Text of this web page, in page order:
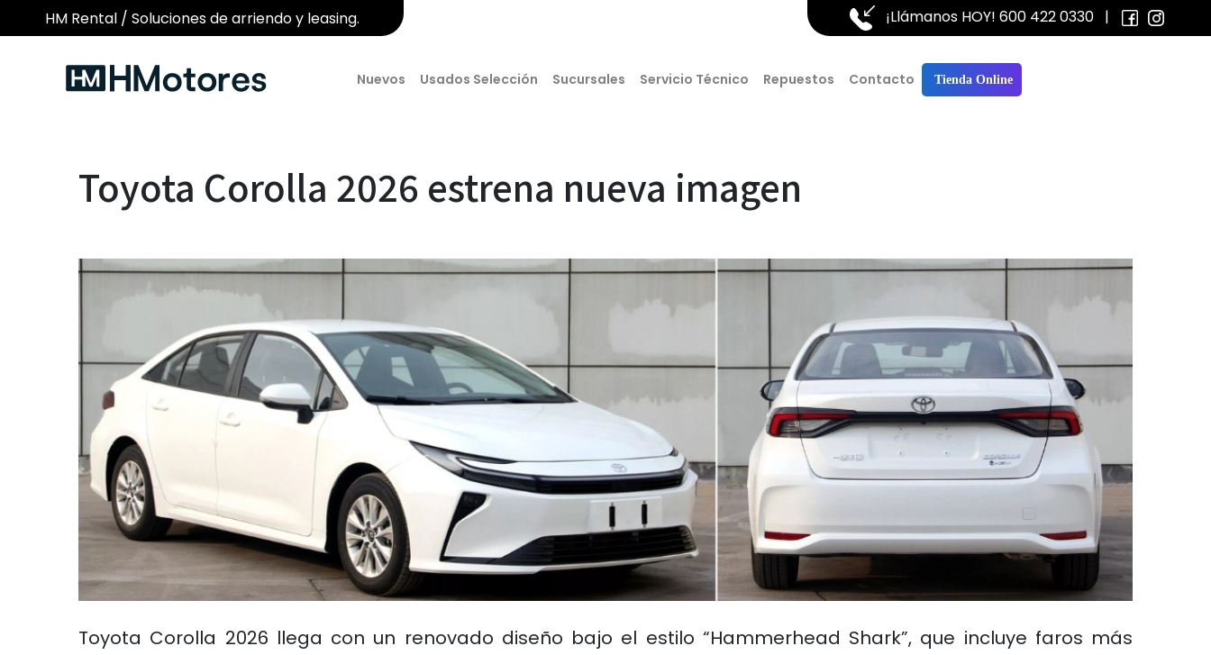
HM Rental / Soluciones de arriendo y leasing. ¡Llámanos HOY! 600 422 0330 |
Nuevos Usados Selección Sucursales Servicio Técnico Repuestos Contacto Tienda Online
Toyota Corolla 2026 estrena nueva imagen
Toyota Corolla 2026 llega con un renovado diseño bajo el estilo “Hammerhead Shark”, que incluye faros más